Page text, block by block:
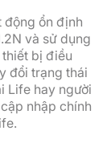
động ổn định
và sử dụng
bị điều
đổi trạng thái
Life hay người
nhập chính